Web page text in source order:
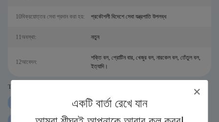
একটি বার্তা রেখে যান
10বিক্রয়োত্তর সেবা প্রদান করা হয়: প্রকৌশলী বিদেশে সেবা যন্ত্রপাতি উপলব্ধ
11অবস্থা: নতুন
12আবেদন:
শক্তি বল, প্রোটিন বার, খেজুর বল, নারকেল বল, তেঁতুল বল,
ইত্যাদি।
Tags:
250g প্রোটিন বল রোলিং মেশিন iPAPA প্রোটিন বল রোলিং মেশিন